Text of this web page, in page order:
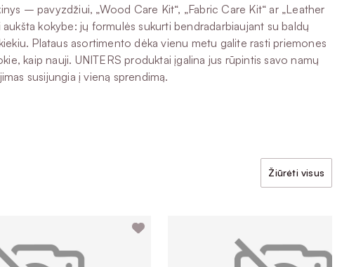
– pavyzdžiui, „Wood Care Kit“, „Fabric Care Kit“ ar „Leather
kokybe: jų formulės sukurti bendradarbiaujant su baldų
Plataus asortimento dėka vienu metu galite rasti priemones
kaip nauji. UNITERS produktai įgalina jus rūpintis savo namų
susijungia į vieną sprendimą.
Žiūrėti visus